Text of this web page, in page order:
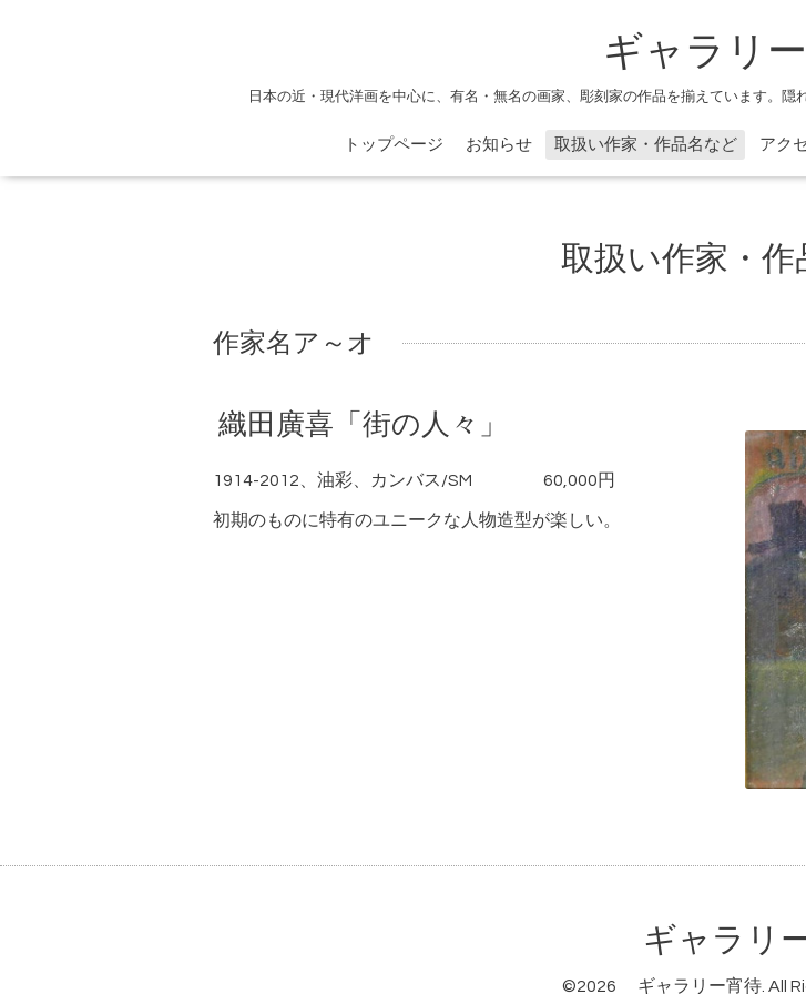
ギャラリ
日本の近・現代洋画を中心に、有名・無名の画家、彫刻家の作品を揃えています。隠
トップページ お知らせ 取扱い作家・作品名など アク
取扱い作家・作
作家名ア～オ
織田廣喜「街の人々」
1914-2012、油彩、カンバス/SM 60,000円
初期のものに特有のユニークな人物造型が楽しい。
ギャラリ
©2026 ギャラリー宵待 . All